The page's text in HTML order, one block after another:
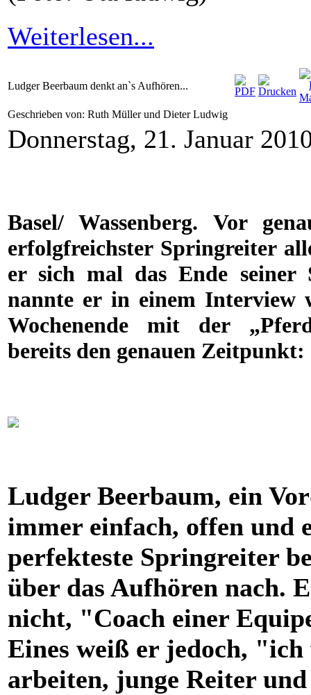
Weiterlesen...
Ludger Beerbaum denkt an`s Aufhören...
Geschrieben von: Ruth Müller und Dieter Ludwig
Donnerstag, 21. Januar
Basel/ Wassenberg. Vor
erfolgfreichster Springreiter
er sich mal das Ende seiner
nannte er in einem Interview
Wochenende mit der
bereits den genauen
Ludger Beerbaum, ein
immer einfach, offen und
perfekteste Springreiter
über das Aufhören nach.
nicht, "Coach einer
Eines weiß er jedoch,
arbeiten, junge Reiter